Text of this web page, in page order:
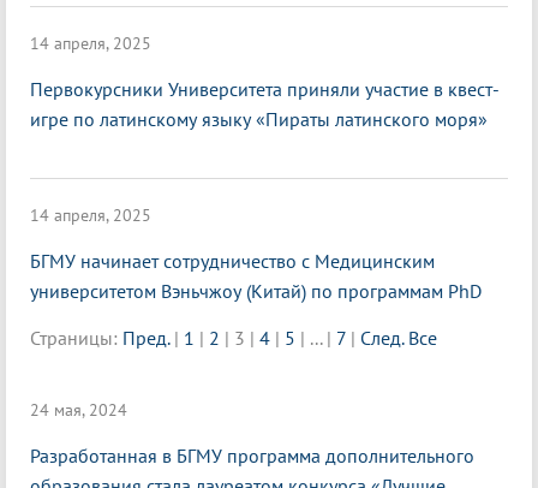
14 апреля, 2025
Первокурсники Университета приняли участие в квест-
игре по латинскому языку «Пираты латинского моря»
14 апреля, 2025
БГМУ начинает сотрудничество с Медицинским
университетом Вэньчжоу (Китай) по программам PhD
Страницы: Пред. | 1 | 2 | 3 | 4 | 5 | ... | 7 | След. Все
24 мая, 2024
Разработанная в БГМУ программа дополнительного